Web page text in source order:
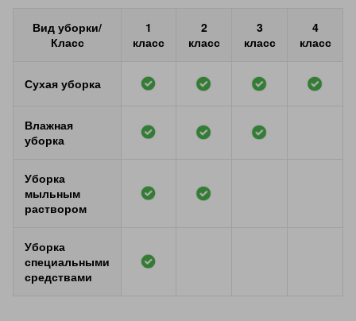
Вид уборки/
Класс
1
класс
2
класс
3
класс
4
класс
Сухая уборка
Влажная
уборка
Уборка
мыльным
раствором
Уборка
специальными
средствами